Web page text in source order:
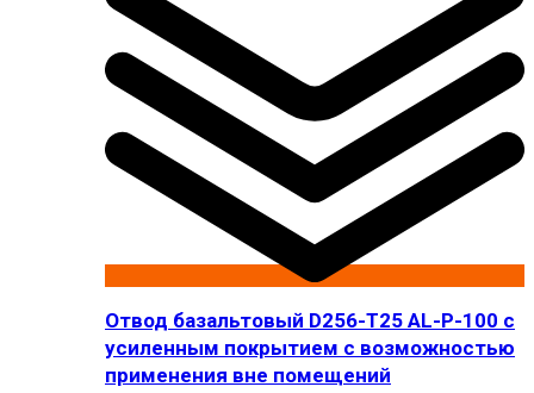
Отвод базальтовый D256-T25 AL-P-100 с
усиленным покрытием с возможностью
применения вне помещений